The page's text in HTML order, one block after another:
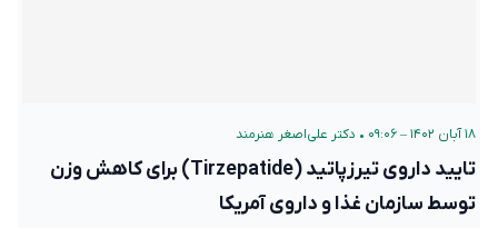
۱۸ آبان ۱۴۰۲ – ۰۹:۰۶ • دکتر علی‌اصغر هنرمند
تایید داروی تیرزپاتید (Tirzepatide) برای کاهش وزن
توسط سازمان غذا و داروی آمریکا